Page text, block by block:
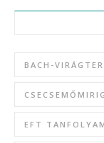
BACH-
EFT